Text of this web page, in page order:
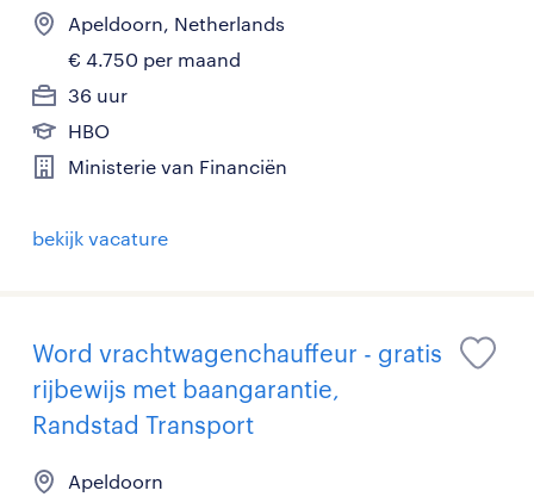
Apeldoorn, Netherlands
€ 4.750 per maand
36 uur
HBO
Ministerie van Financiën
bekijk vacature
Word vrachtwagenchauffeur - gratis
rijbewijs met baangarantie,
Randstad Transport
Apeldoorn